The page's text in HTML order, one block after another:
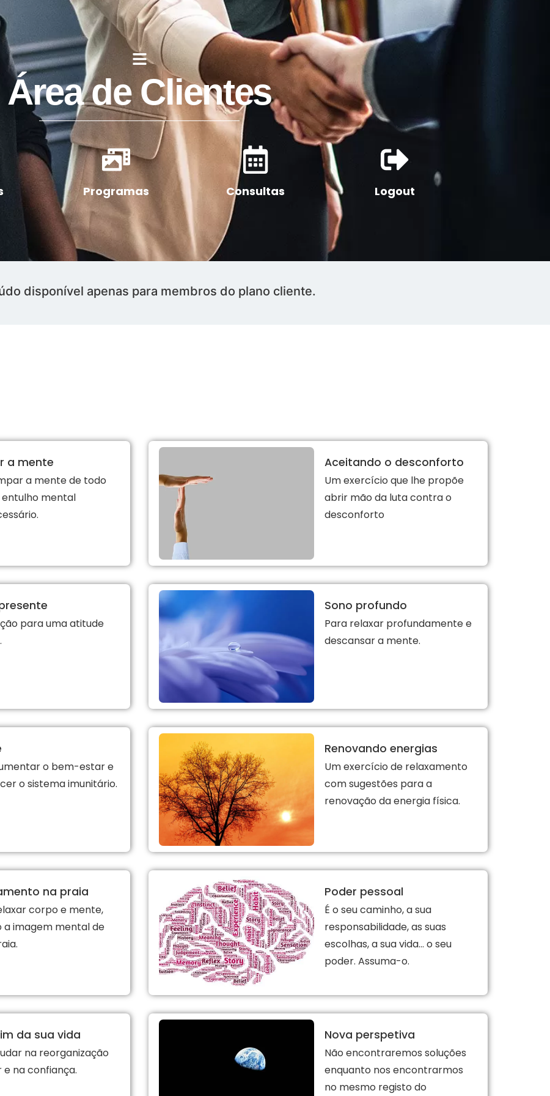
Área de Clientes
Programas Consultas Logout
disponível apenas para membros do plano cliente.
a mente
a mente de todo
entulho mental
Aceitando o desconforto
Um exercício que lhe propõe
abrir mão da luta contra o
desconforto
para uma atitude
Sono profundo
Para relaxar profundamente e
descansar a mente.
o bem-estar e
o sistema imunitário.
Renovando energias
Um exercício de relaxamento
com sugestões para a
renovação da energia física.
na praia
corpo e mente,
a imagem mental de
Poder pessoal
É o seu caminho, a sua
responsabilidade, as suas
escolhas, a sua vida… o seu
poder. Assuma-o.
da sua vida
na reorganização
na confiança.
Nova perspetiva
Não encontraremos soluções
enquanto nos encontrarmos
no mesmo registo do